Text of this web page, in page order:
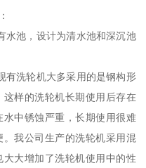
水池，设计为清水池和深沉池
有洗轮机大多采用的是钢构形
样的洗轮机长期使用后存在
中锈蚀严重，长期使用很难
我公司生产的洗轮机采用混
大增加了洗轮机使用中的性